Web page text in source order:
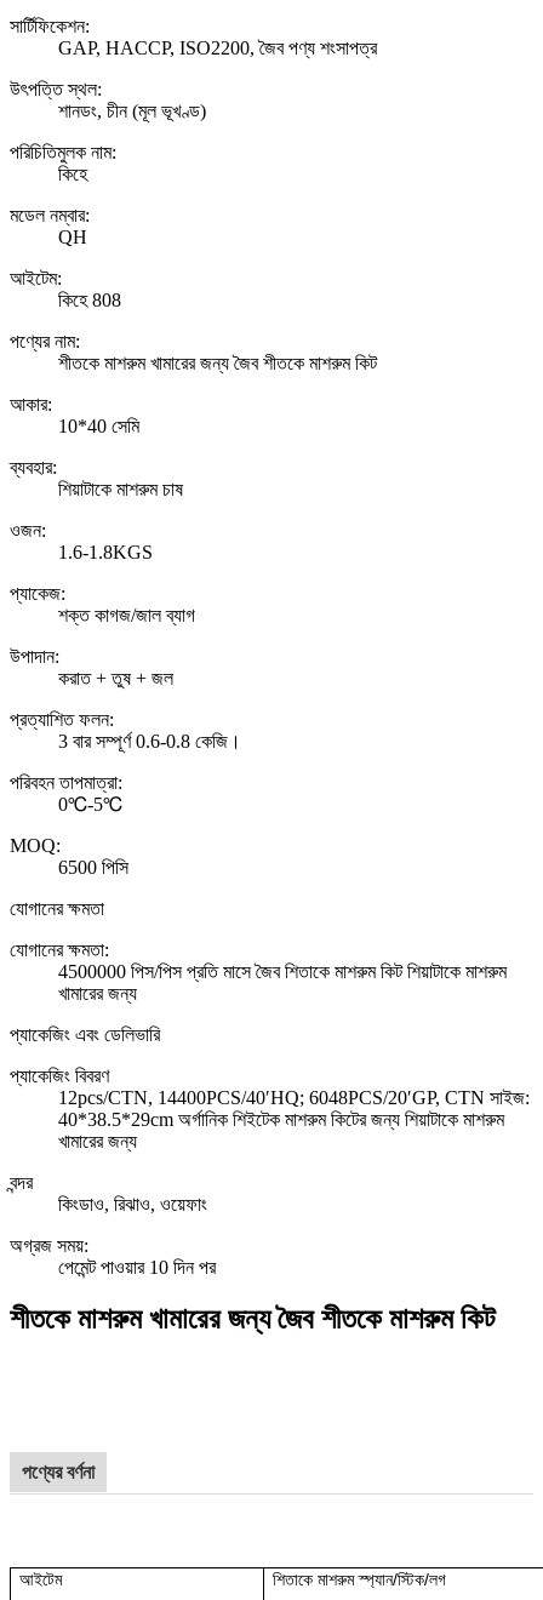
সার্টিফিকেশন:
GAP, HACCP, ISO2200, জৈব পণ্য শংসাপত্র
উৎপত্তি স্থল:
শানডং, চীন (মূল ভূখণ্ড)
পরিচিতিমুলক নাম:
কিহে
মডেল নম্বার:
QH
আইটেম:
কিহে 808
পণ্যের নাম:
শীতকে মাশরুম খামারের জন্য জৈব শীতকে মাশরুম কিট
আকার:
10*40 সেমি
ব্যবহার:
শিয়াটাকে মাশরুম চাষ
ওজন:
1.6-1.8KGS
প্যাকেজ:
শক্ত কাগজ/জাল ব্যাগ
উপাদান:
করাত + তুষ + জল
প্রত্যাশিত ফলন:
3 বার সম্পূর্ণ 0.6-0.8 কেজি।
পরিবহন তাপমাত্রা:
0℃-5℃
MOQ:
6500 পিসি
যোগানের ক্ষমতা
যোগানের ক্ষমতা:
4500000 পিস/পিস প্রতি মাসে জৈব শিতাকে মাশরুম কিট শিয়াটাকে মাশরুম
খামারের জন্য
প্যাকেজিং এবং ডেলিভারি
প্যাকেজিং বিবরণ
12pcs/CTN, 14400PCS/40′HQ; 6048PCS/20′GP, CTN সাইজ:
40*38.5*29cm অর্গানিক শিইটেক মাশরুম কিটের জন্য শিয়াটাকে মাশরুম
খামারের জন্য
বন্দর
কিংডাও, রিঝাও, ওয়েফাং
অগ্রজ সময়:
পেমেন্ট পাওয়ার 10 দিন পর
শীতকে মাশরুম খামারের জন্য জৈব শীতকে মাশরুম কিট
পণ্যের বর্ণনা
আইটেম শিতাকে মাশরুম স্প্যান/স্টিক/লগ